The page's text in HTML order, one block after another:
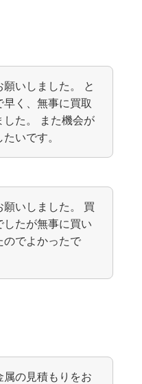
いしました。 と
く、無事に買取
した。 また機会が
いです。
願いしました。 買
たが無事に買い
のでよかったで
の見積もりをお